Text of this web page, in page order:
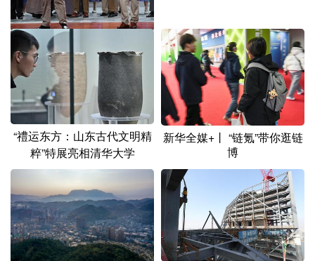
Deutsch Português
大型音乐舞蹈史诗《西南联
大》在昆明公演
“禮运东方：山东古代文明精
粹”特展亮相清华大学
新华全媒+丨 “链氪”带你逛链
博